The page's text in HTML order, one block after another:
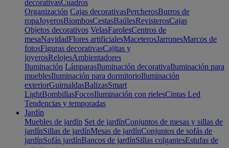
decorativasCuadros
Organización Cajas decorativasPercherosBurros de
ropaJoyerosBiombosCestasBaúlesRevisterosCajas
Objetos decorativos VelasFarolesCentros de
mesaNavidadFlores artificialesMaceterosJarronesMarcos de
fotosFiguras decorativasCajitas y
joyerosRelojesAmbientadores
Iluminación LámparasIluminación decorativaIluminación para
mueblesIluminación para dormitorioIluminación
exteriorGuirnaldasBalizasSmart
LightBombillasFocosIluminación con rielesCintas Led
Tendencias y temporadas
Jardín
Muebles de jardín Set de jardínConjuntos de mesas y sillas de
jardínSillas de jardínMesas de jardínConjuntos de sofás de
jardínSofás jardínBancos de jardínSillas colgantesEstufas de